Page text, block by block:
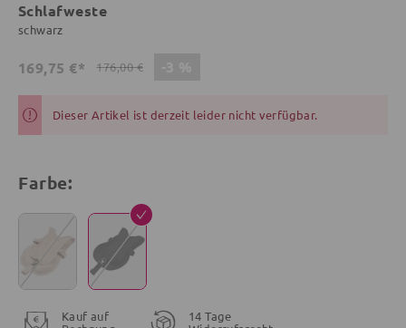
Schlafweste
schwarz
169,75 €* 176,00 €
Dieser Artikel ist derzeit leider nicht verfügbar.
Farbe:
Kauf auf
14 Tage